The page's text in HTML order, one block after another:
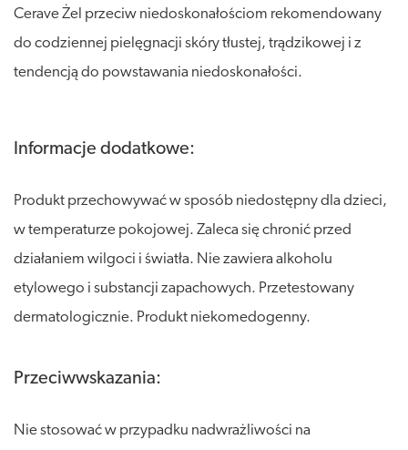
Cerave Żel przeciw niedoskonałościom rekomendowany
do codziennej pielęgnacji skóry tłustej, trądzikowej i z
tendencją do powstawania niedoskonałości.
Informacje dodatkowe:
Produkt przechowywać w sposób niedostępny dla dzieci,
w temperaturze pokojowej. Zaleca się chronić przed
działaniem wilgoci i światła. Nie zawiera alkoholu
etylowego i substancji zapachowych. Przetestowany
dermatologicznie. Produkt niekomedogenny.
Przeciwwskazania:
Nie stosować w przypadku nadwrażliwości na